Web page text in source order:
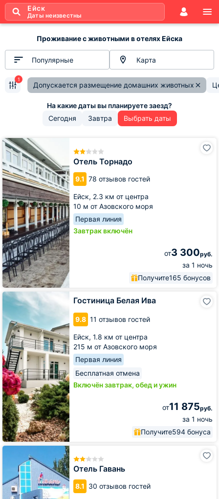
Ейск
Даты неизвестны
Проживание с животными в отелях Ейска
Популярные Карта
Допускается размещение домашних животных
1
Сегодня Завтра Выбрать даты
Отель Торнадо
9.1 78 отзывов гостей
Ейск, 2.3 км от центра
10 м от Азовского моря
Первая линия
Завтрак включён
от3 300руб.
за 1 ночь
Получите165 бонусов
Отель
Торнадо
Гостиница Белая Ива
9.8 11 отзывов гостей
Ейск, 1.8 км от центра
215 м от Азовского моря
Первая линия
Бесплатная отмена
Включён завтрак, обед и ужин
от11 875руб.
за 1 ночь
Получите594 бонуса
Гостиница
Белая
Ива
Отель Гавань
8.1 30 отзывов гостей
Отель